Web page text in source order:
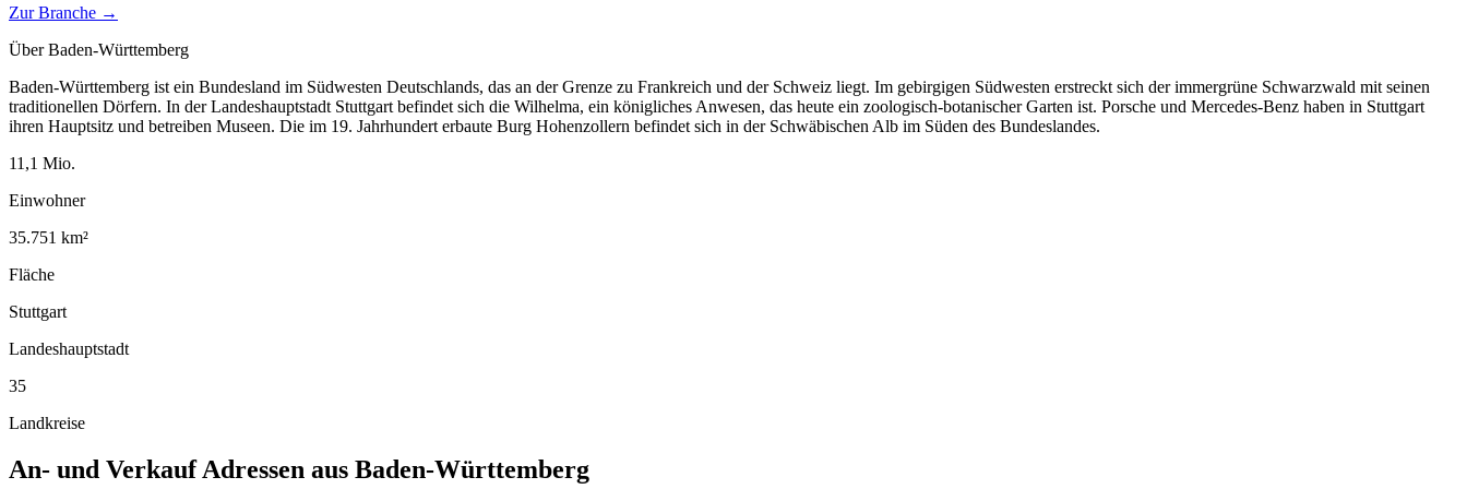
Zur Branche →
ÜberBaden-Württemberg
Baden-Württemberg ist ein Bundesland im Südwesten Deutschlands, das an der Grenze zu Frankreich und der Schweiz liegt. Im gebirgigen Südwesten erstreckt sich der immergrüne Schwarzwald mit seinen
traditionellen Dörfern. In der Landeshauptstadt Stuttgart befindet sich die Wilhelma, ein königliches Anwesen, das heute ein zoologisch-botanischer Garten ist. Porsche und Mercedes-Benz haben in Stuttgart
ihren Hauptsitz und betreiben Museen. Die im 19. Jahrhundert erbaute Burg Hohenzollern befindet sich in der Schwäbischen Alb im Süden des Bundeslandes.
11,1 Mio.
Einwohner
35.751 km²
Fläche
Stuttgart
Landeshauptstadt
35
Landkreise
An- und VerkaufAdressen aus Baden-Württemberg